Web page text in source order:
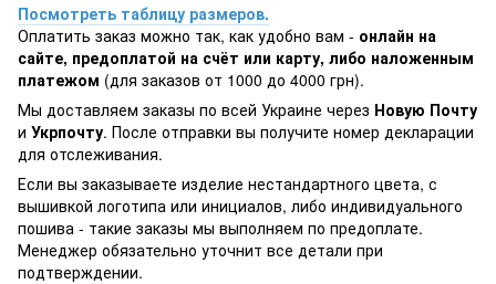
Посмотреть таблицу размеров.
Оплатить заказ можно так, как удобно вам - онлайн на
сайте, предоплатой на счёт или карту, либо наложенным
платежом (для заказов от 1000 до 4000 грн).
Мы доставляем заказы по всей Украине через Новую Почту
и Укрпочту. После отправки вы получите номер декларации
для отслеживания.
Если вы заказываете изделие нестандартного цвета, с
вышивкой логотипа или инициалов, либо индивидуального
пошива - такие заказы мы выполняем по предоплате.
Менеджер обязательно уточнит все детали при
подтверждении.